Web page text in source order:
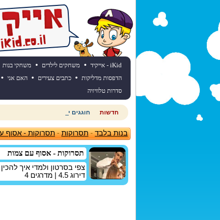
iKid - אייקיד • משחקים לילדים • משחקי בנות
הדפסות מדליקות • כתבים צעירים • האם אני •
סדרות טלוויזיה
חדשות חוגגים יום הולדת? כנסו לאתר
בנות בלבד-תסרוקות-תסרוקות - אסוף
תסרוקות - אסוף עם צמות
צפי בסרטון ולמדי איך
דירוג 4.5 | מדרגים 4